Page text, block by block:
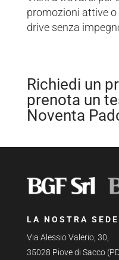
promozioni attive
drive senza
Richiedi un
prenota un
Noventa
LA NOSTRA SEDE
Via Alessio Valerio, 30,
35028 Piove di Sacco